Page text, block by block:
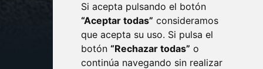
Si acepta pulsando el botón
“Aceptar todas” consideramos
que acepta su uso. Si pulsa el
botón “Rechazar todas” o
continúa navegando sin realizar
CONTACTO
AVISO LEGAL
PROTECCIÓN DE DATOS
POLÍTICA DE COOKIES
ACCESIBILIDAD